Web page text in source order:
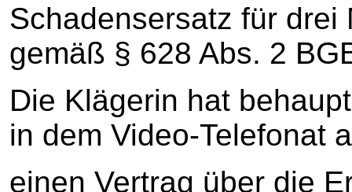
Schadensersatz für drei
gemäß § 628 Abs. 2
Die Klägerin hat
in dem Video-Telefonat
einen Vertrag über die